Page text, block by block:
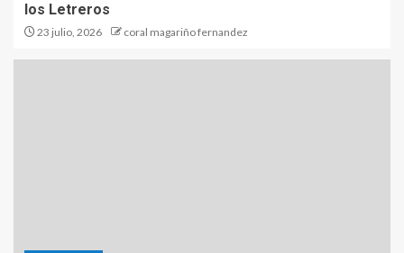
los Letreros
23 julio, 2026 coral magariño fernandez